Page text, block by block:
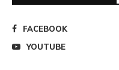
FACEBOOK
YOUTUBE